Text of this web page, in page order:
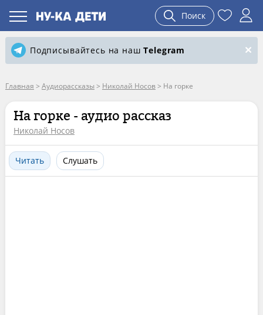
Поиск
Подписывайтесь на нашTelegram
Главная > Аудиорассказы > Николай Носов> На горке
На горке - аудио рассказ
Николай Носов
Читать Слушать